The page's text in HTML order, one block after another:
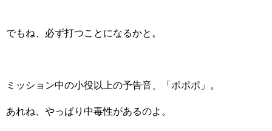
でもね、必ず打つことになるかと。
ミッション中の小役以上の予告音、「ポポポ」。
あれね、やっぱり中毒性があるのよ。